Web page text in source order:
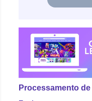
Processamento